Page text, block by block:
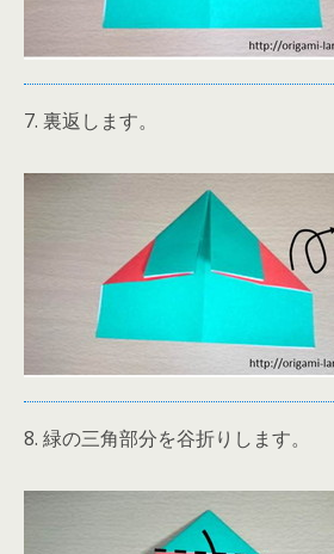
7. 裏返します。
8. 緑の三角部分を谷折りします。